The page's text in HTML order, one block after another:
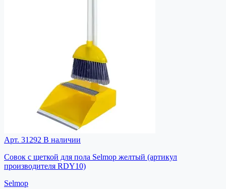
Арт. 31292 В наличии
Совок с щеткой для пола Selmop желтый (артикул
производителя RDY10)
Selmop